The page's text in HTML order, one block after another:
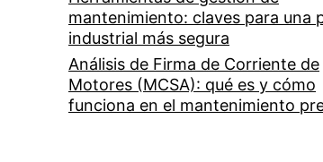
mantenimiento: claves para una
industrial más segura
Análisis de Firma de Corriente de
Motores (MCSA): qué es y cómo
funciona en el mantenimiento